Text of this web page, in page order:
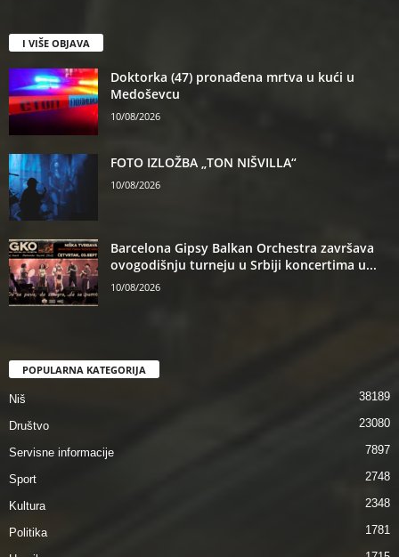
I VIŠE OBJAVA
Doktorka (47) pronađena mrtva u kući u
Medoševcu
10/08/2026
FOTO IZLOŽBA „TON NIŠVILLA“
10/08/2026
Barcelona Gipsy Balkan Orchestra završava
ovogodišnju turneju u Srbiji koncertima u...
10/08/2026
POPULARNA KATEGORIJA
Niš 38189
Društvo 23080
Servisne informacije 7897
Sport 2748
Kultura 2348
Politika 1781